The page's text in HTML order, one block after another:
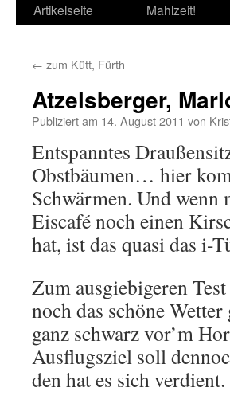
Inhalt
Artikelseite
Mahlzeit!
← zum Kütt, Fürth
Atzelsberger,
Publiziert am 14. August 2011 von
Entspanntes
Obstbäumen… hier
Schwärmen. Und wenn
Eiscafé noch einen
hat, ist das quasi das i-
Zum ausgiebigeren
noch das schöne
ganz schwarz vor’m
Ausflugsziel soll
den hat es sich verdient.